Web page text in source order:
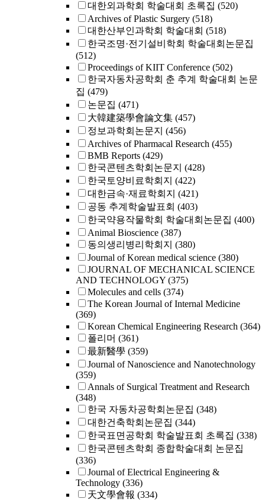
대한외과학회 학술대회 초록집 (520)
Archives of Plastic Surgery (518)
대한산부인과학회 학술대회 (518)
한국조명·전기설비학회 학술대회논문집
(512)
Proceedings of KIIT Conference (502)
한국자동차공학회 춘 추계 학술대회 논문
집 (479)
논문집 (471)
大韓建築學會論文集 (457)
정보과학회논문지 (456)
Archives of Pharmacal Research (455)
BMB Reports (429)
한국콘텐츠학회논문지 (428)
한국토양비료학회지 (422)
대한금속·재료학회지 (421)
공동 추계학술발표회 (403)
한국약용작물학회 학술대회논문집 (400)
Animal Bioscience (387)
동의생리병리학회지 (380)
Journal of Korean medical science (380)
JOURNAL OF MECHANICAL SCIENCE
AND TECHNOLOGY (375)
Molecules and cells (374)
The Korean Journal of Internal Medicine
(369)
Korean Chemical Engineering Research (364)
폴리머 (361)
最新醫學 (359)
Journal of Nanoscience and Nanotechnology
(359)
Annals of Surgical Treatment and Research
(348)
한국 자동차공학회논문집 (348)
대한건축학회논문집 (344)
한국표면공학회 학술발표회 초록집 (338)
한국콘텐츠학회 종합학술대회 논문집
(336)
Journal of Electrical Engineering &
Technology (336)
天文學會報 (334)